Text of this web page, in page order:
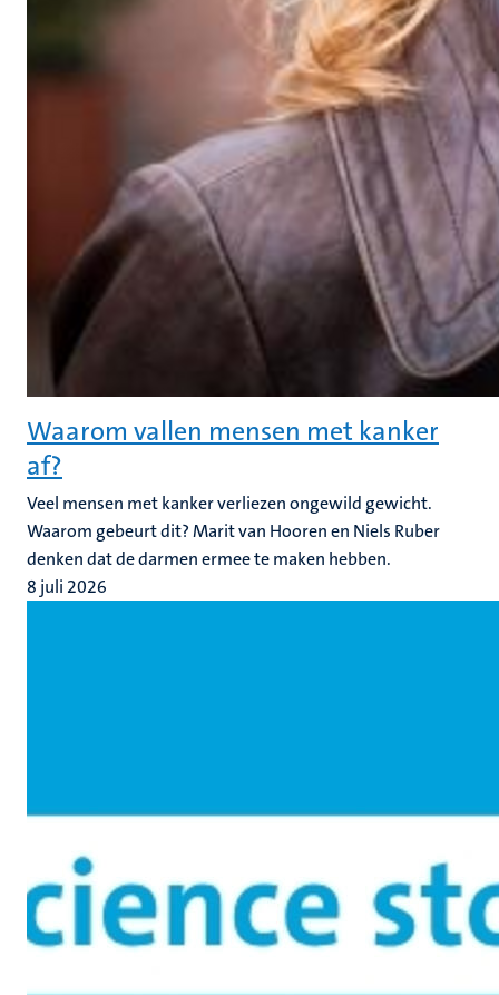
Waarom vallen mensen met kanker
af?
Veel mensen met kanker verliezen ongewild gewicht.
Waarom gebeurt dit? Marit van Hooren en Niels Ruber
denken dat de darmen ermee te maken hebben.
8 juli 2026